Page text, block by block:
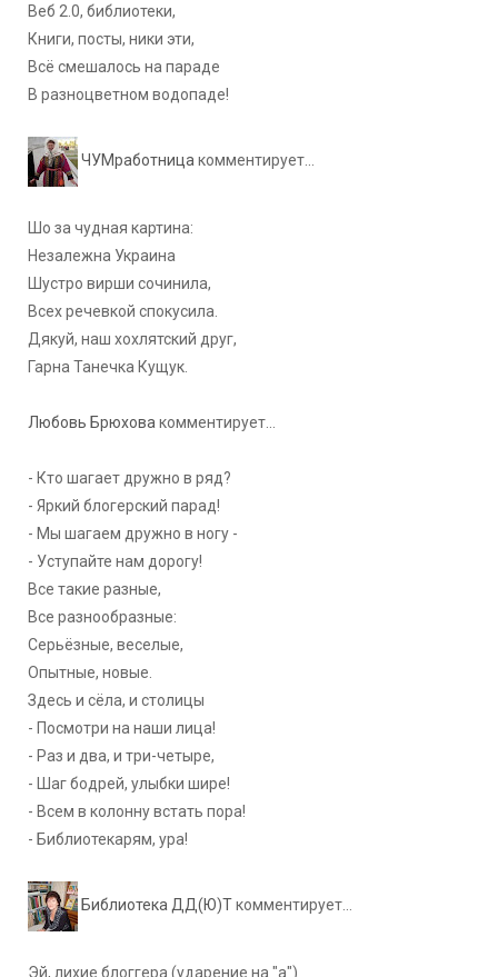
Веб 2.0, библиотеки,
Книги, посты, ники эти,
Всё смешалось на параде
В разноцветном водопаде!
ЧУМработница комментирует...
Шо за чудная картина:
Незалежна Украина
Шустро вирши сочинила,
Всех речевкой спокусила.
Дякуй, наш хохлятский друг,
Гарна Танечка Кущук.
Любовь Брюхова комментирует...
- Кто шагает дружно в ряд?
- Яркий блогерский парад!
- Мы шагаем дружно в ногу -
- Уступайте нам дорогу!
Все такие разные,
Все разнообразные:
Серьёзные, веселые,
Опытные, новые.
Здесь и сёла, и столицы
- Посмотри на наши лица!
- Раз и два, и три-четыре,
- Шаг бодрей, улыбки шире!
- Всем в колонну встать пора!
- Библиотекарям, ура!
Библиотека ДД(Ю)Ткомментирует...
Эй, лихие блоггера (ударение на "а")